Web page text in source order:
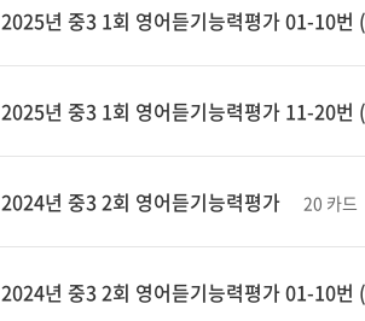
2025년 중3 1회 영어듣기능력평가 01-10번
2025년 중3 1회 영어듣기능력평가 11-20번
2024년 중3 2회 영어듣기능력평가 20 카드
2024년 중3 2회 영어듣기능력평가 01-10번